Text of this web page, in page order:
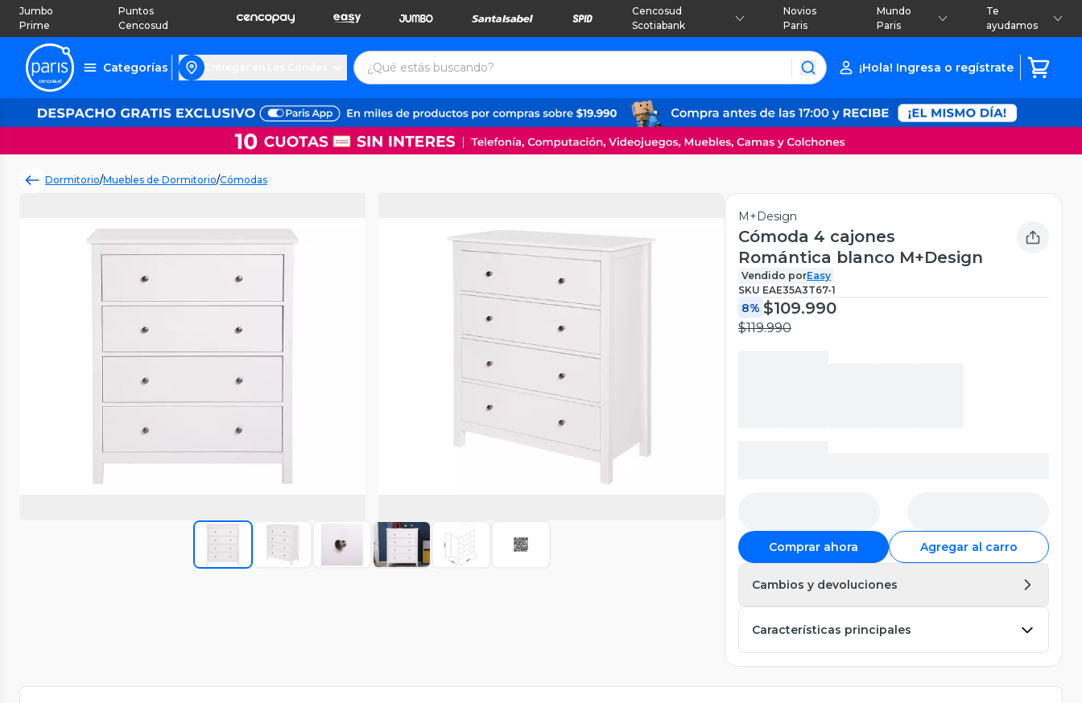
Jumbo
Prime
Puntos
Cencosud
Cencosud
Scotiabank
Novios
Paris
Mundo
Paris
Te
ayudamos
Categorías ¡Hola! Ingresa o regístrate
Dormitorio/Muebles de Dormitorio/Cómodas
M+Design
Cómoda 4 cajones
Romántica blanco M+Design
Vendido porEasy
SKU EAE35A3T67-1
8% $109.990
$119.990
Comprar ahora Agregar al carro
Cambios y devoluciones
Características principales